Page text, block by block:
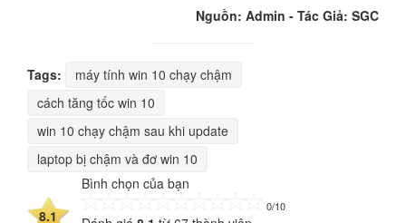
Nguồn: Admin - Tác Giả: SGC
Tags:
máy tính win 10 chạy chậm
cách tăng tốc win 10
win 10 chạy chậm sau khi update
laptop bị chậm và đơ win 10
8.1
Bình chọn của bạn
0/10